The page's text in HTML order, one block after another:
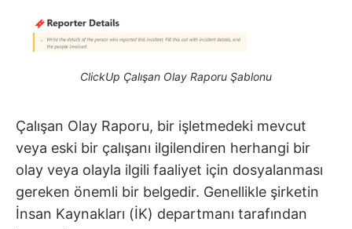
ClickUp Çalışan Olay Raporu Şablonu
Çalışan Olay Raporu, bir işletmedeki mevcut
veya eski bir çalışanı ilgilendiren herhangi bir
olay veya olayla ilgili faaliyet için dosyalanması
gereken önemli bir belgedir. Genellikle şirketin
İnsan Kaynakları (İK) departmanı tarafından